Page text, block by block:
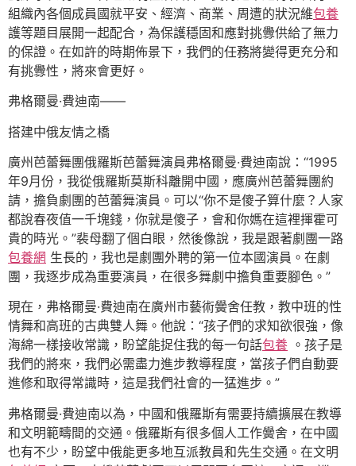
組織內各個成員國就平安、經濟、商業、周遭的狀況維包養
護等題目展開一起配合，為保護穩固和應對挑釁供給了無力
的保證。在如許的時期佈景下，我們的任務將變得更充分和
有挑釁性，將來會更好。
弗格爾曼·費迪南——
搭建中俄友情之橋
廣州芭蕾舞團俄羅斯芭蕾舞演員弗格爾曼·費迪南說：“1995
年9月份，我從俄羅斯莫斯科離開中國，應廣州芭蕾舞團約
請，擔負劇團的芭蕾舞演員。可以“你不是傻子算什麼？人家
都說春夜值一千塊錢，你就是傻子，會和你媽在這裡揮霍可
貴的時光。”裴母翻了個白眼，然後像說，我是跟著劇團一路
包養網 生長的，我也是劇團外聘的第一位本國演員。在劇
團，我逐步成為重要演員，在很多舞劇中擔負重要腳色。”
現在，弗格爾曼·費迪南在廣州市藝術黌舍任教，教中班的性
情舞和高班的古典雙人舞。他說：“孩子們的求知欲很強，像
海綿一樣接收常識，盼望能捉住我的每一句話包養 。孩子是
我們的將來，我們必需盡力進步教導程度，當孩子們自動要
進修和取得常識時，這是我們社會的一猛進步。”
弗格爾曼·費迪南以為，中國和俄羅斯有需要持續擴展在教導
和文明範疇間的交通。俄羅斯有很多個人工作黌舍，在中國
也有不少，盼望中俄能更多地互派教員和先生交通。在文明